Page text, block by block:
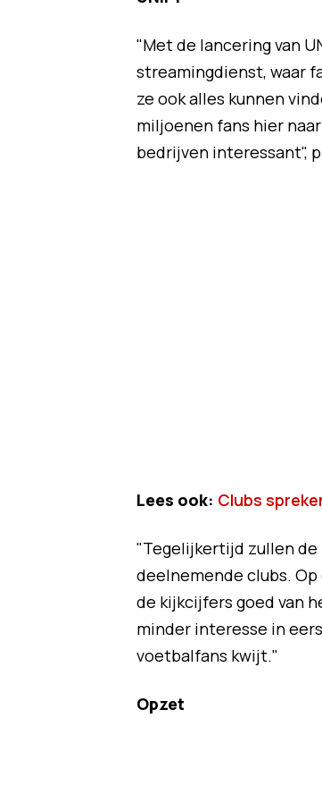
"Met de lancering van
streamingdienst, waar
ze ook alles kunnen
miljoenen fans hier
bedrijven interessant",
Lees ook: Clubs
"Tegelijkertijd zullen
deelnemende clubs.
de kijkcijfers goed van
minder interesse in
voetbalfans kwijt."
Opzet